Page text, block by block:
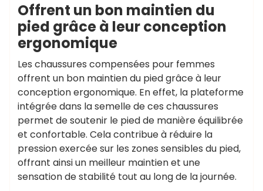
Offrent un bon maintien du
pied grâce à leur conception
ergonomique
Les chaussures compensées pour femmes
offrent un bon maintien du pied grâce à leur
conception ergonomique. En effet, la plateforme
intégrée dans la semelle de ces chaussures
permet de soutenir le pied de manière équilibrée
et confortable. Cela contribue à réduire la
pression exercée sur les zones sensibles du pied,
offrant ainsi un meilleur maintien et une
sensation de stabilité tout au long de la journée.